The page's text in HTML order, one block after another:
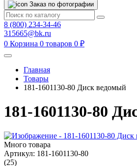
Заказ по фотографии
8 (800) 234-34-46
315665@bk.ru
0 Корзина 0 товаров 0 ₽
Главная
Товары
181-1601130-80 Диск ведомый
181-1601130-80
Много товара
Артикул: 181-1601130-80
(25)